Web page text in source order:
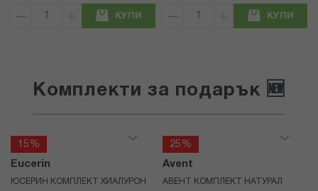
КУПИ КУПИ
Комплекти за подарък 🆕
15%
Eucerin
ЮСЕРИН КОМПЛЕКТ ХИАЛУРОН
25%
Avent
АВЕНТ КОМПЛЕКТ НАТУРАЛ